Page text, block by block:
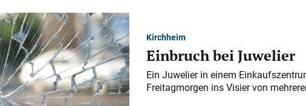
Kirchheim
Einbruch bei Juwelier
Ein Juwelier in einem
Freitagmorgen ins Visier von